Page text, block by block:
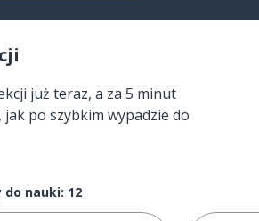
już teraz, a za 5 minut
jak po szybkim wypadzie do
do nauki: 12